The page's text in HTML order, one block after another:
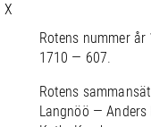
X
Rotens nummer
1710 — 607.
Rotens
Langnöö —